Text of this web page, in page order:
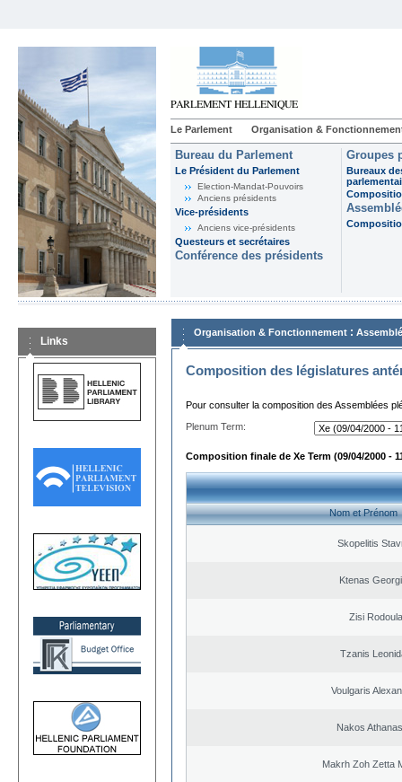
Le Parlement Organisation &
Bureau du Parlement
Le Président du Parlement
Election-Mandat-Pouvoirs
Anciens présidents
Vice-présidents
Anciens vice-présidents
Questeurs et secrétaires
Conférence des présidents
Groupes
Bureaux
Links
Organisation & Fonctionnement :
Composition des législatures
Pour consulter la composition des Assemblées
Plenum Term:
Composition finale de Xe Term (09/04/2000 -
Nom et Prénom
Skopelitis
Ktenas
Zisi Rodoula
Tzanis
Voulgaris
Nakos
Makrh Zoh Zetta